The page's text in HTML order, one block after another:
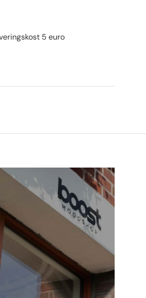
5 euro